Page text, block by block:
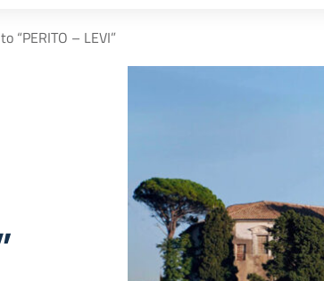
“PERITO – LEVI”